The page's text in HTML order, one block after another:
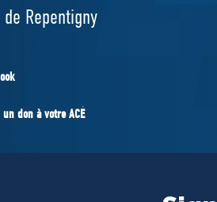
fantôme
de Repentigny
un don à votre ACÉ